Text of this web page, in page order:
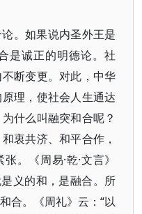
。如果说内圣外王是
是诚正的明德论。社
断变更。对此，中华
理，使社会人生通达
什么叫融突和合呢？
衷共济、和平合作，
。《周易·乾·文言》
义的和，是融合。所
合。《周礼》云：“以